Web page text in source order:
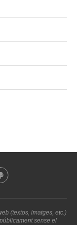
(textos, imatges, etc.)
sense el